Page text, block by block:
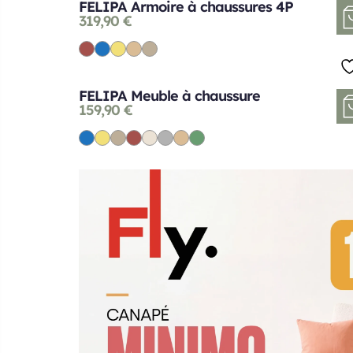
FELIPA Armoire à chaussures 4P
319,90 €
FELIPA Meuble à chaussure
159,90 €